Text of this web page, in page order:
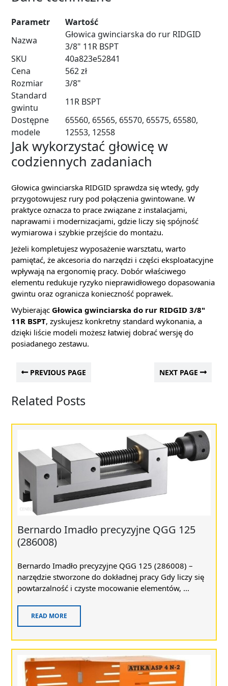
Parametr
Wartość
Nazwa
Głowica gwinciarska do rur RIDGID
3/8" 11R BSPT
SKU
40a823e52841
Cena
562 zł
Rozmiar
3/8"
Standard
gwintu
11R BSPT
Dostępne
modele
65560, 65565, 65570, 65575, 65580,
12553, 12558
Jak wykorzystać głowicę w
codziennych zadaniach
Głowica gwinciarska RIDGID sprawdza się wtedy, gdy
przygotowujesz rury pod połączenia gwintowane. W
praktyce oznacza to prace związane z instalacjami,
naprawami i modernizacjami, gdzie liczy się spójność
wymiarowa i szybkie przejście do montażu.
Jeżeli kompletujesz wyposażenie warsztatu, warto
pamiętać, że akcesoria do narzędzi i części eksploatacyjne
wpływają na ergonomię pracy. Dobór właściwego
elementu redukuje ryzyko nieprawidłowego dopasowania
gwintu oraz ogranicza konieczność poprawek.
Wybierając Głowica gwinciarska do rur RIDGID 3/8"
11R BSPT, zyskujesz konkretny standard wykonania, a
dzięki liście modeli możesz łatwiej dobrać wersję do
posiadanego zestawu.
PREVIOUS PAGE NEXT PAGE
Related Posts
Bernardo Imadło precyzyjne QGG 125
(286008)
Bernardo Imadło precyzyjne QGG 125 (286008) –
narzędzie stworzone do dokładnej pracy Gdy liczy się
powtarzalność i czyste mocowanie elementów, ...
READ MORE